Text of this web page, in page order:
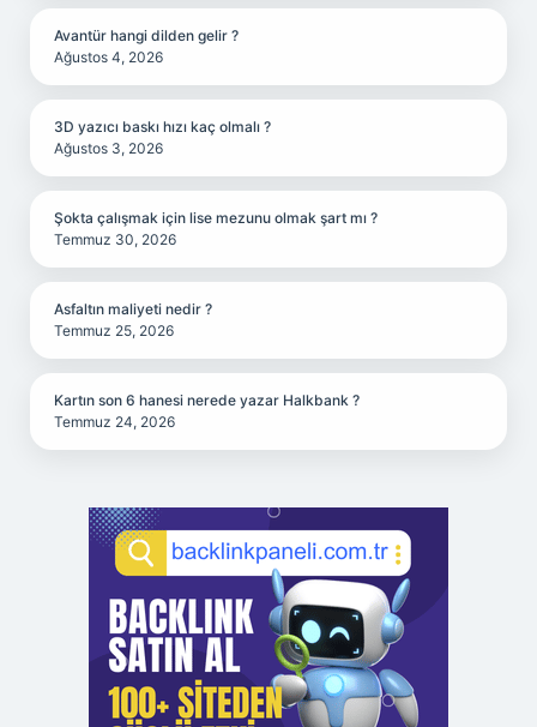
Avantür hangi dilden gelir ?
Ağustos 4, 2026
3D yazıcı baskı hızı kaç olmalı ?
Ağustos 3, 2026
Şokta çalışmak için lise mezunu olmak şart mı ?
Temmuz 30, 2026
Asfaltın maliyeti nedir ?
Temmuz 25, 2026
Kartın son 6 hanesi nerede yazar Halkbank ?
Temmuz 24, 2026